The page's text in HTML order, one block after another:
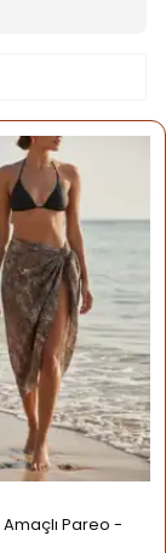
Amaçlı Pareo -